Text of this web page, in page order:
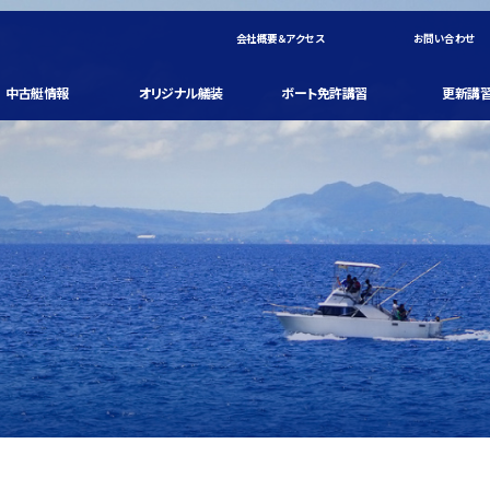
会社概要＆アクセス お問い合わせ
中古艇情報 オリジナル艤装 ボート免許講習 更新講